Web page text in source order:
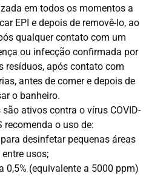
em todos os momentos a
EPI e depois de removê-lo, ao
qualquer contato com um
ou infecção confirmada por
resíduos, após contato com
antes de comer e depois de
o banheiro.
ativos contra o vírus COVID-
recomenda o uso de:
desinfetar pequenas áreas
entre usos;
0,5% (equivalente a 5000 ppm)